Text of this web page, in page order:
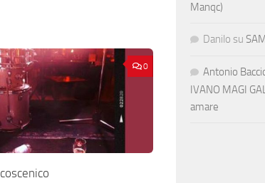
0
Manqc)
Danilo su
Antonio
IVANO MAGI
amare